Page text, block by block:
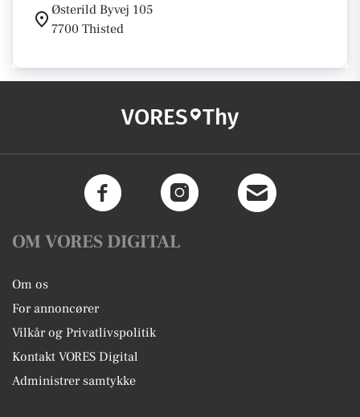
Østerild Byvej 105
7700 Thisted
VORES Thy
OM VORES DIGITAL
Om os
For annoncører
Vilkår og Privatlivspolitik
Kontakt VORES Digital
Administrer samtykke